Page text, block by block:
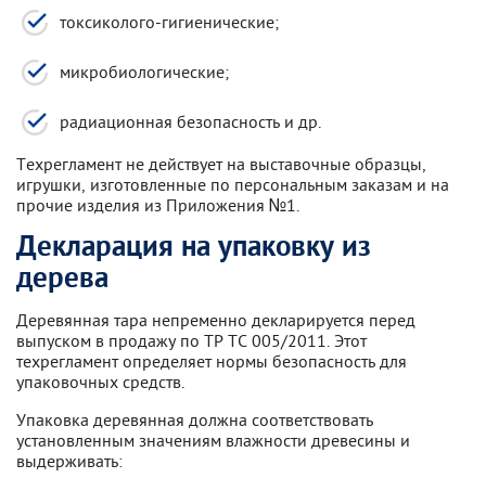
токсиколого-гигиенические;
микробиологические;
радиационная безопасность и др.
Техрегламент не действует на выставочные образцы,
игрушки, изготовленные по персональным заказам и на
прочие изделия из Приложения №1.
Декларация на упаковку из
дерева
Деревянная тара непременно декларируется перед
выпуском в продажу по ТР ТС 005/2011. Этот
техрегламент определяет нормы безопасность для
упаковочных средств.
Упаковка деревянная должна соответствовать
установленным значениям влажности древесины и
выдерживать: